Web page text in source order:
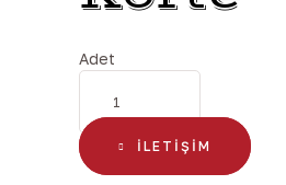
Adet
İLETIŞIM